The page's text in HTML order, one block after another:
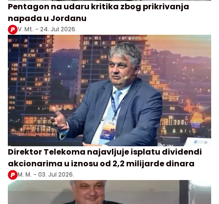
Pentagon na udaru kritika zbog prikrivanja
napada u Jordanu
V. Mt. - 24. Jul 2026.
Direktor Telekoma najavljuje isplatu dividendi
akcionarima u iznosu od 2,2 milijarde dinara
M. M. - 03. Jul 2026.